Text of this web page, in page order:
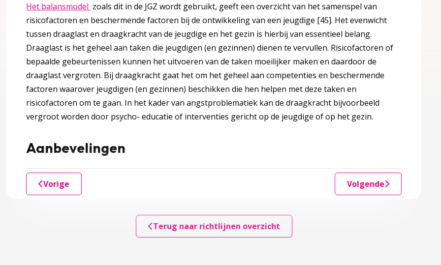
over 2 Definities en achtergrondinformatie
over 2 Definities en achtergrondinformatie
en beschermende factoren
Het balansmodel Deze linkt opent in een nieuw tabblad
zoals dit in de JGZ wordt gebruikt, geeft een overzicht van het samenspel van
risicofactoren en beschermende factoren bij de ontwikkeling van een jeugdige [45]. Het evenwicht
tussen draaglast en draagkracht van de jeugdige en het gezin is hierbij van essentieel belang.
Draaglast is het geheel aan taken die jeugdigen (en gezinnen) dienen te vervullen. Risicofactoren of
bepaalde gebeurtenissen kunnen het uitvoeren van de taken moeilijker maken en daardoor de
draaglast vergroten. Bij draagkracht gaat het om het geheel aan competenties en beschermende
factoren waarover jeugdigen (en gezinnen) beschikken die hen helpen met deze taken en
risicofactoren om te gaan. In het kader van angstproblematiek kan de draagkracht bijvoorbeeld
vergroot worden door psycho- educatie of interventies gericht op de jeugdige of op het gezin.
Aanbevelingen
Vorige Volgende
Terug naar richtlijnen overzicht